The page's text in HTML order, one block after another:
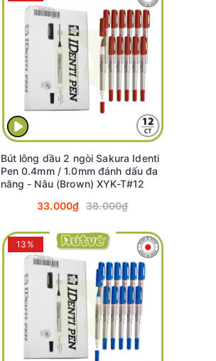
Bút lông dầu 2 ngòi Sakura Identi
Pen 0.4mm / 1.0mm đánh dấu đa
năng - Nâu (Brown) XYK-T#12
33.000₫ 38.000₫
13%